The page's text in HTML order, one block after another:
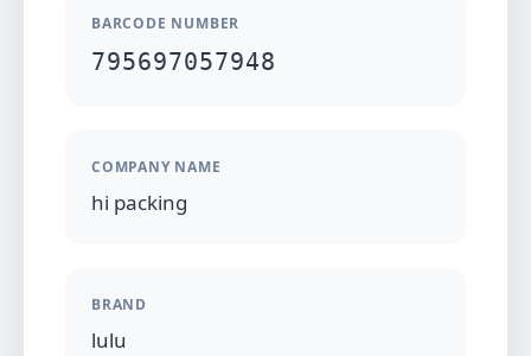
BARCODE NUMBER
795697057948
COMPANY NAME
hi packing
BRAND
lulu